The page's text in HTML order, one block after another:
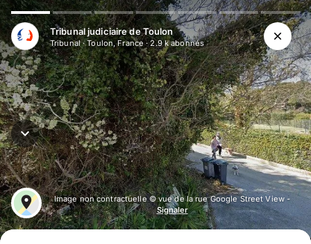
Tribunal judiciaire de Toulon
Tribunal·Toulon, France·2.9 kabonnés
Image non contractuelle © vue de la rue Google Street View -
Signaler